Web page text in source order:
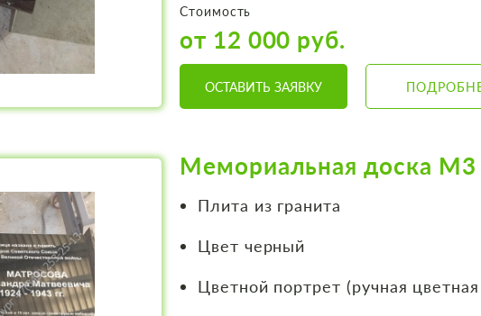
Стоимость
от 12 000 руб.
ОСТАВИТЬ ЗАЯВКУ
Мемориальная доска М3
Плита из гранита
Цвет черный
Цветной портрет (ручная